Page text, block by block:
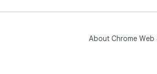
About Chrome Web